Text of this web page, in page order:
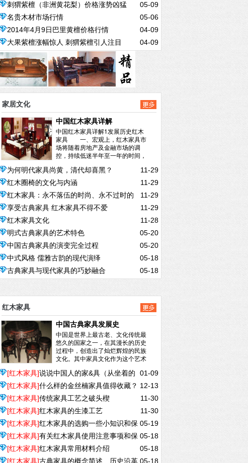
3000元/吨
05-09
刺猬紫檀（非洲黄花梨）价格涨势凶猛
05-06
名贵木材市场行情
04-09
2014年4月9日巴里黄檀价格行情
04-09
大果紫檀涨幅惊人 刺猬紫檀引人注目
家居文化
中国红木家具详解
中国红木家具详解1发展历史红木
家具 一、宏观上，红木家具市
场将随着房地产及金融市场的调
控，持续低迷半年至一年的时间，
11-29
为何明代家具尚黄，清代却喜黑？
11-29
红木圈椅的文化与内涵
11-29
红木家具：永不落伍的时尚、永不过时的
典藏！
11-29
享受古典家具 红木家具不得不爱
11-28
红木家具文化
05-20
明式古典家具的艺术特色
05-20
中国古典家具的演变完全过程
05-18
中式风格 儒雅古韵的现代演绎
05-18
古典家具与现代家具的巧妙融合
红木家具
中国古典家具发展史
中国是世界上最古老、文化传统最
悠久的国家之一，在其漫长的历史
过程中，创造出了灿烂辉煌的民族
文化。其中家具文化作为这个艺术
01-09
[红木家具]说说中国人的家&具（从坐着的
开始）
12-13
[红木家具]什么样的金丝楠家具值得收藏？
11-30
[红木家具]传统家具工艺之破头楔
11-30
[红木家具]红木家具的生漆工艺
05-19
[红木家具]红木家具的选购一些小知识和保
养
05-18
[红木家具]有关红木家具使用注意事项和保
养问题
05-18
[红木家具]红木家具常用材料介绍
05-18
[红木家具]古典家具的概念简述、历史沿革